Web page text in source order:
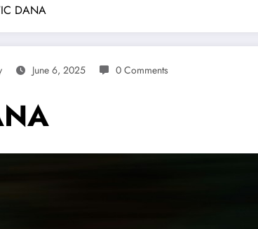
DANA
June 6, 2025 0 Comments